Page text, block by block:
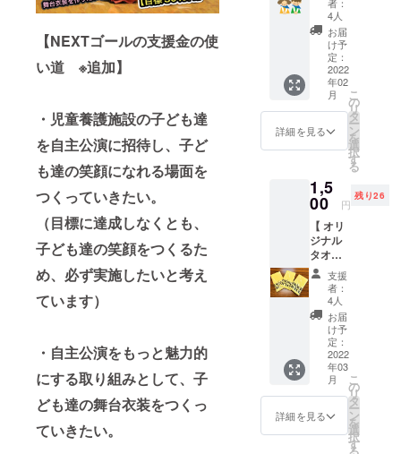
【NEXTゴールの支援金の使
い道 ※追加】
・児童養護施設の子ども達
を自主公演に招待し、子ど
も達の笑顔になれる場面を
つくっていきたい。
（目標に達成しなくとも、
子ども達の笑顔をつくるた
め、必ず実施したいと考え
ています）
・自主公演をもっと魅力的
にする取り組みとして、子
ども達の舞台衣装をつくっ
ていきたい。
メール
でお礼
をいた
しま
す。
く、一
関一輪
車クラ
ブに頑
張って
欲し
い！ 発
表会を
成功さ
せるた
いとい
う方は
お気持
ちをい
ただけ
れば幸
いで
す。 ご
支援い
ただき
ました
全ての
方に、
お礼の
手紙を
お送り
いたし
者：
4人
お届
け予
定：
2022
年02
月
詳細を見る
こ
の
リ
タ
ー
ン
を
選
択
す
る
1,5
00 円
残り26
【 オリ
ジナル
タオ
ル】 ・
一関一
輪車ク
ラブの
オリジ
ナルタ
オルで
す。 ※
オリジ
ナルタ
オルは
数に限
支援
者：
4人
お届
け予
定：
2022
年03
月
詳細を見る
こ
の
リ
タ
ー
ン
を
選
択
す